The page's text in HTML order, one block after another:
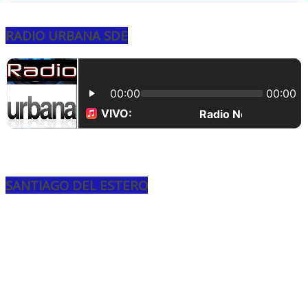
RADIO URBANA SDE
SANTIAGO DEL ESTERO